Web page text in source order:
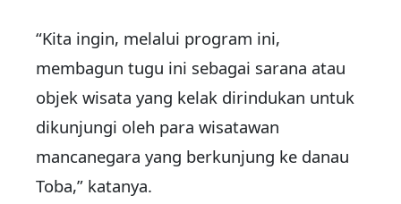
“Kita ingin, melalui program ini,
membagun tugu ini sebagai sarana atau
objek wisata yang kelak dirindukan untuk
dikunjungi oleh para wisatawan
mancanegara yang berkunjung ke danau
Toba,” katanya.